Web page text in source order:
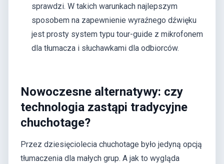
sprawdzi. W takich warunkach najlepszym
sposobem na zapewnienie wyraźnego dźwięku
jest prosty system typu tour-guide z mikrofonem
dla tłumacza i słuchawkami dla odbiorców.
Nowoczesne alternatywy: czy
technologia zastąpi tradycyjne
chuchotage?
Przez dziesięciolecia chuchotage było jedyną opcją
tłumaczenia dla małych grup. A jak to wygląda